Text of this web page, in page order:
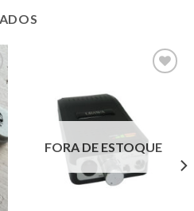
favoritos
FORA DE ESTOQUE